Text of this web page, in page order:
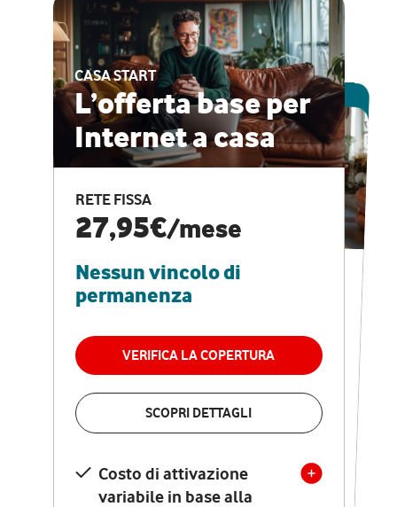
CASA START
L’offerta base per
Internet a casa
RETE FISSA
27,95€/mese
Nessun vincolo di
permanenza
VERIFICA LA COPERTURA
SCOPRI DETTAGLI
Costo di attivazione
variabile in base alla
ESCLUSIVA ONLINE
CASA PRO
Internet veloce e
vantaggi speciali
RETE FISSA + VODAFONE CLUB
29,95€
permanenza
VERIFICA LA COPERTURA
Costo di attivazione
variabile in base alla